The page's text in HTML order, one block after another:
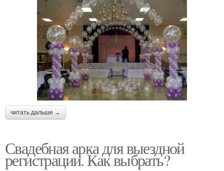
читать дальше →
Свадебная арка для выездной
регистрации. Как выбрать?